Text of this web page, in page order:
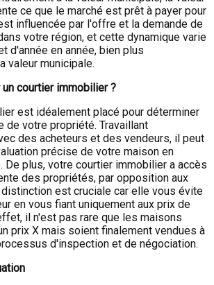
ce que le marché est prêt à payer pour
influencée par l'offre et la demande de
votre région, et cette dynamique varie
d'année en année, bien plus
valeur municipale.
courtier immobilier ?
est idéalement placé pour déterminer
de votre propriété. Travaillant
des acheteurs et des vendeurs, il peut
précise de votre maison en
De plus, votre courtier immobilier a accès
des propriétés, par opposition aux
est cruciale car elle vous évite
en vous fiant uniquement aux prix de
il n'est pas rare que les maisons
prix X mais soient finalement vendues à
d'inspection et de négociation.